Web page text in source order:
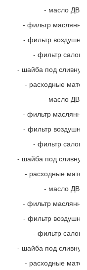
- масло ДВС
- фильтр
- фильтр
- фильтр
- шайба под
- расходные
- масло ДВС
- фильтр
- фильтр
- фильтр
- шайба под
- расходные
- масло ДВС
- фильтр
- фильтр
- фильтр
- шайба под
- расходные